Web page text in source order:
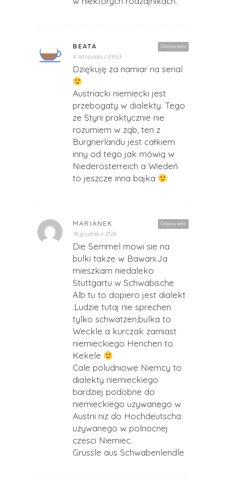
Odpowiedz
BEATA
4 listopada z 09:53
Dziękuję za namiar na serial
Austriacki niemiecki jest
przebogaty w dialekty. Tego
ze Styrii praktycznie nie
rozumiem w ząb, ten z
Burgnerlandu jest całkiem
inny od tego jak mówią w
Niederösterreich a Wiedeń
to jeszcze inna bajka
Odpowiedz
MARIANEK
18 grudnia z 21:26
Die Semmel mowi sie na
bulki takze w Bawarii.Ja
mieszkam niedaleko
Stuttgartu w Schwäbische
Alb tu to dopiero jest dialekt
.Ludzie tutaj nie sprechen
tylko schwätzen,bulka to
Weckle a kurczak zamiast
niemieckiego Henchen to
Kekele
Cale poludniowe Niemcy to
dialekty niemieckiego
bardziej podobne do
niemieckiego uzywanego w
Austrii niz do Hochdeutscha
uzywanego w polnocnej
czesci Niemiec.
Grüssle aus Schwabenlendle